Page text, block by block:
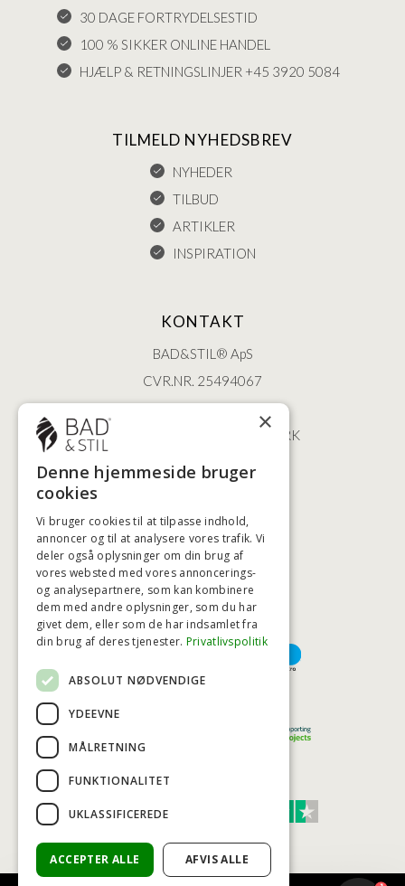
30 DAGE FORTRYDELSESTID
100 % SIKKER ONLINE HANDEL
HJÆLP & RETNINGSLINJER +45 3920 5084
TILMELD NYHEDSBREV
NYHEDER
TILBUD
ARTIKLER
INSPIRATION
KONTAKT
BAD&STIL® ApS
CVR.NR. 25494067
ØSTERBROGADE 202
2100 KØBENHAVN • DANMARK
+45 3920 5084
HØJESTE KREDITVÆRDIGHED
BETALINGSMULIGHEDER
TRUST SCORE 4,7
×
Denne hjemmeside bruger
cookies
Vi bruger cookies til at tilpasse indhold,
annoncer og til at analysere vores trafik. Vi
deler også oplysninger om din brug af
vores websted med vores annoncerings-
og analysepartnere, som kan kombinere
dem med andre oplysninger, som du har
givet dem, eller som de har indsamlet fra
din brug af deres tjenester. Privatlivspolitik
ABSOLUT NØDVENDIGE
YDEEVNE
MÅLRETNING
FUNKTIONALITET
UKLASSIFICEREDE
ACCEPTER ALLE AFVIS ALLE